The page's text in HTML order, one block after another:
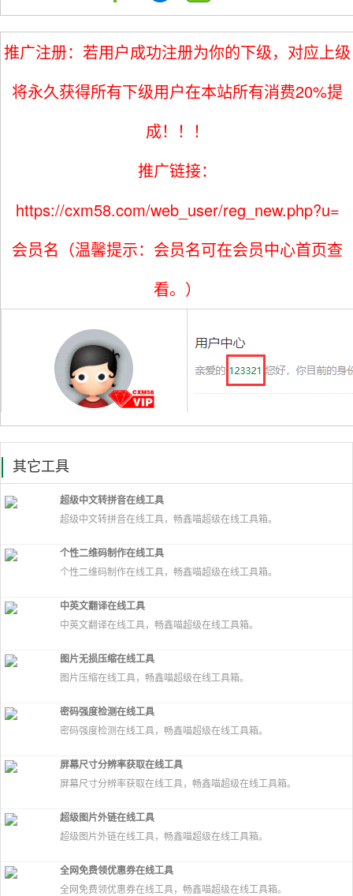
推广注册：若用户成功注册为你的下级，对应上级
将永久获得所有下级用户在本站所有消费20%提
成！！！
推广链接：
https://cxm58.com/web_user/reg_new.php?u=
会员名（温馨提示：会员名可在会员中心首页查
看。）
其它工具
超级中文转拼音在线工具
超级中文转拼音在线工具，畅鑫喵超级在线工具箱。
个性二维码制作在线工具
个性二维码制作在线工具，畅鑫喵超级在线工具箱。
中英文翻译在线工具
中英文翻译在线工具，畅鑫喵超级在线工具箱。
图片无损压缩在线工具
图片压缩在线工具，畅鑫喵超级在线工具箱。
密码强度检测在线工具
密码强度检测在线工具，畅鑫喵超级在线工具箱。
屏幕尺寸分辨率获取在线工具
屏幕尺寸分辨率获取在线工具，畅鑫喵超级在线工具箱。
超级图片外链在线工具
超级图片外链在线工具，畅鑫喵超级在线工具箱。
全网免费领优惠券在线工具
全网免费领优惠券在线工具，畅鑫喵超级在线工具箱。